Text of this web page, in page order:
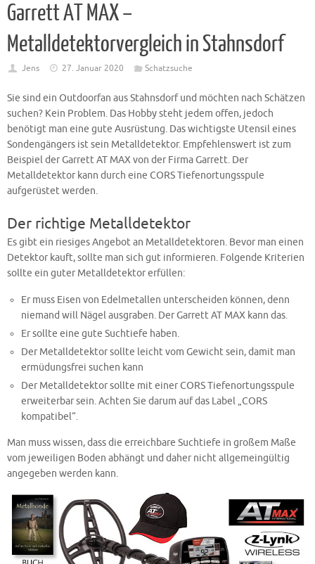
Garrett AT MAX –
Metalldetektorvergleich in Stahnsdorf
Jens 27. Januar 2020 Schatzsuche
Sie sind ein Outdoorfan aus Stahnsdorf und möchten nach Schätzen
suchen? Kein Problem. Das Hobby steht jedem offen, jedoch
benötigt man eine gute Ausrüstung. Das wichtigste Utensil eines
Sondengängers ist sein Metalldetektor. Empfehlenswert ist zum
Beispiel der Garrett AT MAX von der Firma Garrett. Der
Metalldetektor kann durch eine CORS Tiefenortungsspule
aufgerüstet werden.
Der richtige Metalldetektor
Es gibt ein riesiges Angebot an Metalldetektoren. Bevor man einen
Detektor kauft, sollte man sich gut informieren. Folgende Kriterien
sollte ein guter Metalldetektor erfüllen:
Er muss Eisen von Edelmetallen unterscheiden können, denn
niemand will Nägel ausgraben. Der Garrett AT MAX kann das.
Er sollte eine gute Suchtiefe haben.
Der Metalldetektor sollte leicht vom Gewicht sein, damit man
ermüdungsfrei suchen kann
Der Metalldetektor sollte mit einer CORS Tiefenortungsspule
erweiterbar sein. Achten Sie darum auf das Label „CORS
kompatibel“.
Man muss wissen, dass die erreichbare Suchtiefe in großem Maße
vom jeweiligen Boden abhängt und daher nicht allgemeingültig
angegeben werden kann.